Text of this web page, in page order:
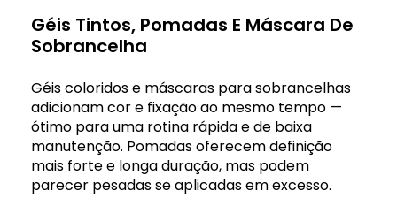
Géis Tintos, Pomadas E Máscara De
Sobrancelha
Géis coloridos e máscaras para sobrancelhas
adicionam cor e fixação ao mesmo tempo —
ótimo para uma rotina rápida e de baixa
manutenção. Pomadas oferecem definição
mais forte e longa duração, mas podem
parecer pesadas se aplicadas em excesso.